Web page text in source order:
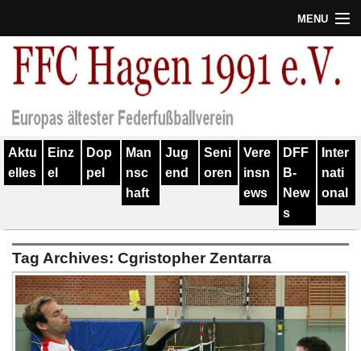
MENU
Termine
Verein
Geschichte
Training
Spieler
Kontakt
Links
Aktu
elles
Einz
el
Dop
pel
Man
nsc
haft
Jug
end
Seni
oren
Vere
insn
ews
DFF
B-
New
s
Inter
nati
onal
Tag Archives: Cgristopher Zentarra